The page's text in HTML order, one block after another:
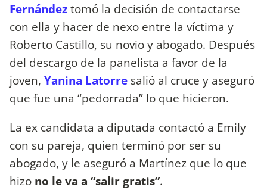
Fernándeztomó la decisión de contactarse
con ella y hacer de nexo entre la víctima y
Roberto Castillo, su novio y abogado. Después
del descargo de la panelista a favor de la
joven, Yanina Latorre salió al cruce y aseguró
que fue una “pedorrada” lo que hicieron.
La ex candidata a diputada contactó a Emily
con su pareja, quien terminó por ser su
abogado, y le aseguró a Martínez que lo que
hizo no le va a “salir gratis”.